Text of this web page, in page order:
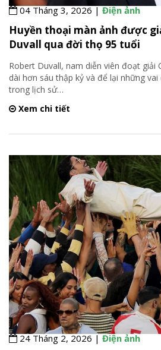
04 Tháng 3, 2026 |Điện ảnh
Huyền thoại màn ảnh được
Duvall qua đời thọ 95 tuổi
Robert Duvall, nam diễn viên đoạt giải
dài hơn sáu thập kỷ và để lại những
trong lịch sử…
Xem chi tiết
24 Tháng 2, 2026 |Điện ảnh